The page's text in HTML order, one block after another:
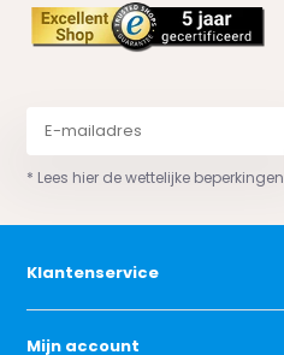
* Lees hier de wettelijke beperkingen
Klantenservice
Mijn account